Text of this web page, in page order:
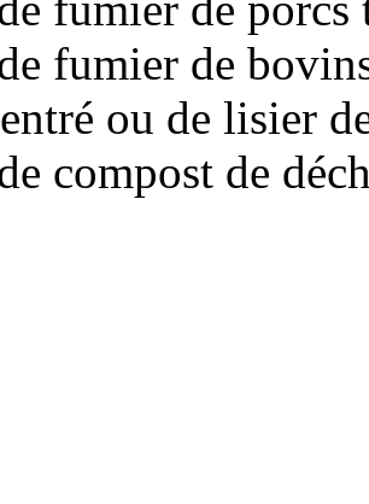
fumier de
ou de lisier
compost de